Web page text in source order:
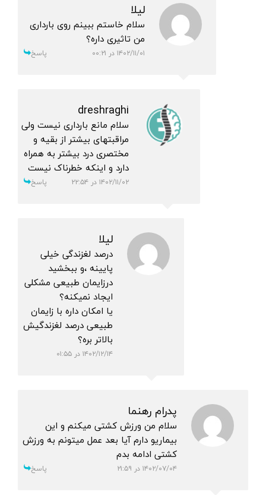
لیلا
سلام خاستم ببینم روی بارداری
من تاثیری داره؟
۱۴۰۲/۱۱/۰۱ در ۰۰:۲۱ پاسخ
dreshraghi
سلام مانع بارداری نیست ولی
مراقبتهای بیشتر از بقیه و
مختصری درد بیشتر به همراه
دارد و اینکه خطرناک نیست
۱۴۰۲/۱۱/۰۲ در ۲۲:۵۴ پاسخ
لیلا
درصد لغزندگی خیلی
پایینه ،و ببخشید
درزایمان طبیعی مشکلی
ایجاد نمیکنه؟
یا امکان داره با زایمان
طبیعی درصد لغزندگیش
بالاتر بره؟
۱۴۰۲/۱۲/۱۴ در ۰۱:۵۵
پدرام رهنما
سلام من ورزش کشتی میکنم و این
بیماریو دارم آیا بعد عمل میتونم به ورزش
کشتی ادامه بدم
۱۴۰۲/۰۷/۰۴ در ۲۱:۵۹ پاسخ